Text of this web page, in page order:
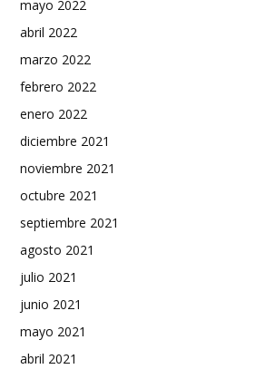
mayo 2022
abril 2022
marzo 2022
febrero 2022
enero 2022
diciembre 2021
noviembre 2021
octubre 2021
septiembre 2021
agosto 2021
julio 2021
junio 2021
mayo 2021
abril 2021